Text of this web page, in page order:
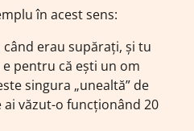
în acest sens:
erau supărați, și tu
pentru că ești un om
singura „unealtă” de
văzut-o funcționând 20